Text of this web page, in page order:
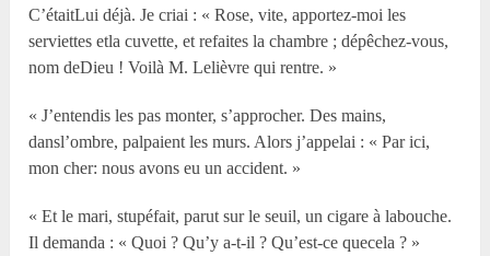
C’étaitLui déjà. Je criai : « Rose, vite, apportez-moi les
serviettes etla cuvette, et refaites la chambre ; dépêchez-vous,
nom deDieu ! Voilà M. Lelièvre qui rentre. »
« J’entendis les pas monter, s’approcher. Des mains,
dansl’ombre, palpaient les murs. Alors j’appelai : « Par ici,
mon cher: nous avons eu un accident. »
« Et le mari, stupéfait, parut sur le seuil, un cigare à labouche.
Il demanda : « Quoi ? Qu’y a-t-il ? Qu’est-ce quecela ? »